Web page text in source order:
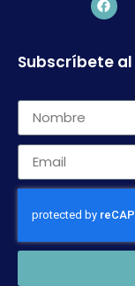
Subscríbete